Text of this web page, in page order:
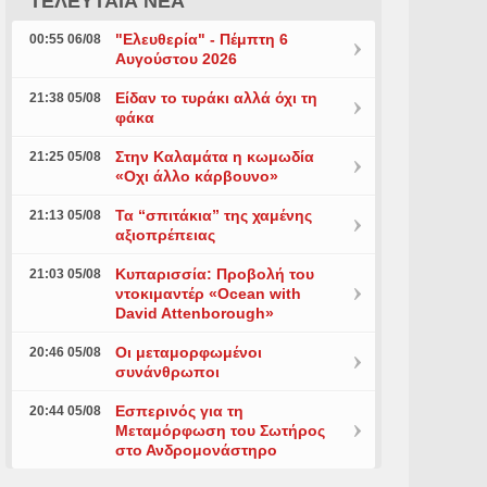
00:55 06/08
"Ελευθερία" - Πέμπτη 6
Αυγούστου 2026
21:38 05/08
Είδαν το τυράκι αλλά όχι τη
φάκα
21:25 05/08
Στην Καλαμάτα η κωμωδία
«Οχι άλλο κάρβουνο»
21:13 05/08
Τα “σπιτάκια” της χαμένης
αξιοπρέπειας
21:03 05/08
Κυπαρισσία: Προβολή του
ντοκιμαντέρ «Ocean with
David Attenborough»
20:46 05/08
Οι μεταμορφωμένοι
συνάνθρωποι
20:44 05/08
Εσπερινός για τη
Μεταμόρφωση του Σωτήρος
στο Ανδρομονάστηρο